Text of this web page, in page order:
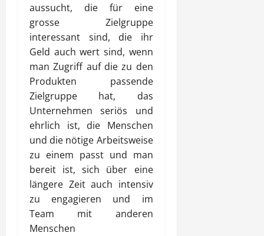
aussucht, die für eine
grosse Zielgruppe
interessant sind, die ihr
Geld auch wert sind, wenn
man Zugriff auf die zu den
Produkten passende
Zielgruppe hat, das
Unternehmen seriös und
ehrlich ist, die Menschen
und die nötige Arbeitsweise
zu einem passt und man
bereit ist, sich über eine
längere Zeit auch intensiv
zu engagieren und im
Team mit anderen
Menschen